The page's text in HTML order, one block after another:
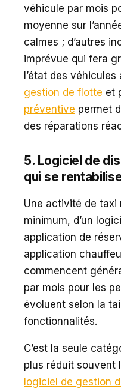
véhicule par mois
moyenne sur
calmes ; d’autres
imprévue qui fera
l’état des véhicules
gestion de flotte et
préventive permet
des réparations
5. Logiciel de
qui se
Une activité de taxi
minimum, d’un
application de
application
commencent
par mois pour les
évoluent selon la
fonctionnalités.
C’est la seule
plus réduit souvent
logiciel de gestion